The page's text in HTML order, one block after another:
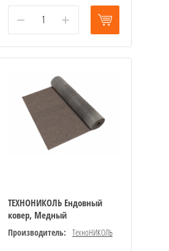
− +
ТЕХНОНИКОЛЬ Ендовный
ковер, Медный
Производитель: ТехноНИКОЛЬ